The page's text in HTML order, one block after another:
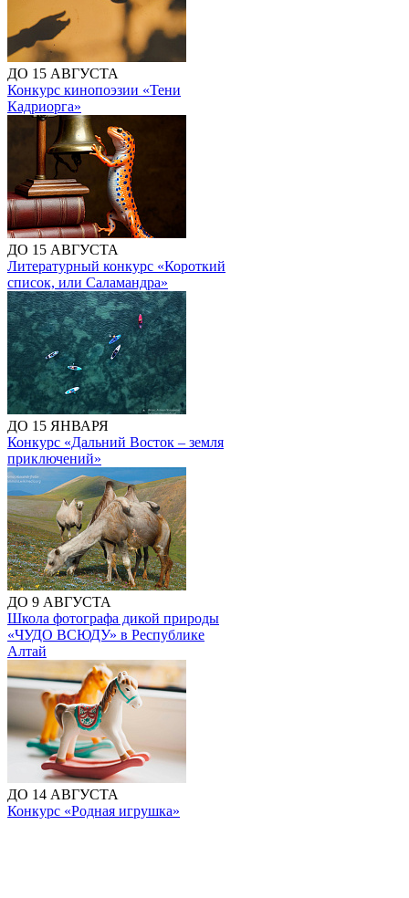
ДО 15 АВГУСТА
Конкурс кинопоэзии «Тени
Кадриорга»
ДО 15 АВГУСТА
Литературный конкурс «Короткий
список, или Саламандра»
ДО 15 ЯНВАРЯ
Конкурс «Дальний Восток – земля
приключений»
ДО 9 АВГУСТА
Школа фотографа дикой природы
«ЧУДО ВСЮДУ» в Республике
Алтай
ДО 14 АВГУСТА
Конкурс «Родная игрушка»